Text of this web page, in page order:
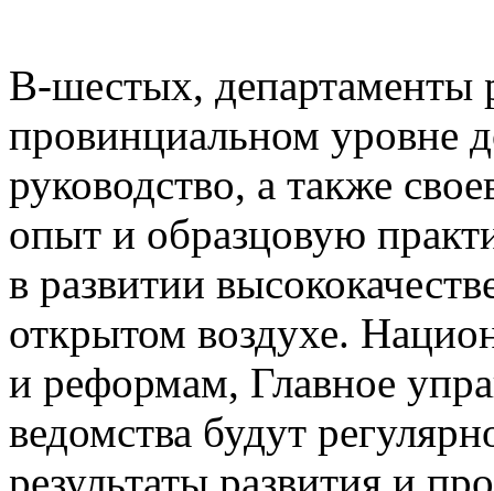
В-шестых, департаменты
провинциальном уровне
руководство, а также
опыт и образцовую
в развитии
открытом воздухе.
и реформам, Главное
ведомства будут
результаты развития и